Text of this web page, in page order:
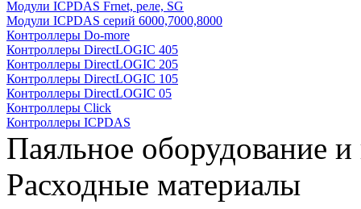
Модули ICPDAS Frnet, реле, SG
Модули ICPDAS серий 6000,7000,8000
Контроллеры Do-more
Контроллеры DirectLOGIC 405
Контроллеры DirectLOGIC 205
Контроллеры DirectLOGIC 105
Контроллеры DirectLOGIC 05
Контроллеры Click
Контроллеры ICPDAS
Паяльное оборудование
Расходные материалы